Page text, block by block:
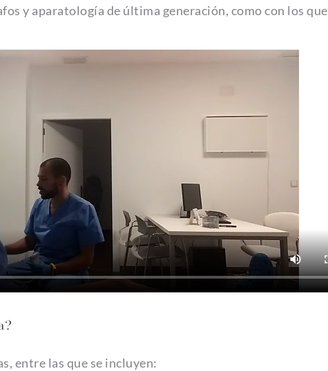
y aparatología de última generación, como con los que
entre las que se incluyen: